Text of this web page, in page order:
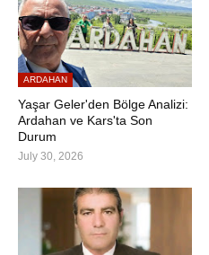
ARDAHAN
Yaşar Geler'den Bölge Analizi:
Ardahan ve Kars'ta Son
Durum
July 30, 2026